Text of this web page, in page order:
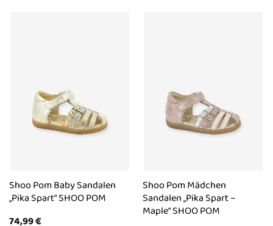
Shoo Pom Baby Sandalen
„Pika Spart“ SHOO POM
74,99€
Shoo Pom Mädchen
Sandalen „Pika Spart –
Maple“ SHOO POM